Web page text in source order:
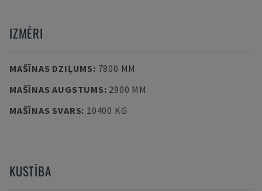
IZMĒRI
MAŠĪNAS DZIĻUMS: 7800 MM
MAŠĪNAS AUGSTUMS: 2900 MM
MAŠĪNAS SVARS: 10400 KG
KUSTĪBA